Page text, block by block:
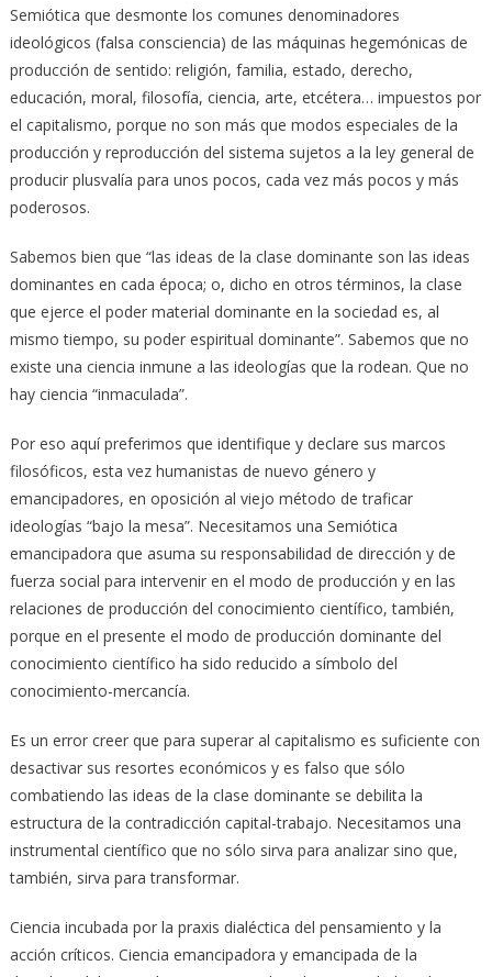
Semiótica que desmonte los comunes denominadores
ideológicos (falsa consciencia) de las máquinas hegemónicas de
producción de sentido: religión, familia, estado, derecho,
educación, moral, filosofía, ciencia, arte, etcétera… impuestos por
el capitalismo, porque no son más que modos especiales de la
producción y reproducción del sistema sujetos a la ley general de
producir plusvalía para unos pocos, cada vez más pocos y más
poderosos.
Sabemos bien que “las ideas de la clase dominante son las ideas
dominantes en cada época; o, dicho en otros términos, la clase
que ejerce el poder material dominante en la sociedad es, al
mismo tiempo, su poder espiritual dominante”. Sabemos que no
existe una ciencia inmune a las ideologías que la rodean. Que no
hay ciencia “inmaculada”.
Por eso aquí preferimos que identifique y declare sus marcos
filosóficos, esta vez humanistas de nuevo género y
emancipadores, en oposición al viejo método de traficar
ideologías “bajo la mesa”. Necesitamos una Semiótica
emancipadora que asuma su responsabilidad de dirección y de
fuerza social para intervenir en el modo de producción y en las
relaciones de producción del conocimiento científico, también,
porque en el presente el modo de producción dominante del
conocimiento científico ha sido reducido a símbolo del
conocimiento-mercancía.
Es un error creer que para superar al capitalismo es suficiente con
desactivar sus resortes económicos y es falso que sólo
combatiendo las ideas de la clase dominante se debilita la
estructura de la contradicción capital-trabajo. Necesitamos una
instrumental científico que no sólo sirva para analizar sino que,
también, sirva para transformar.
Ciencia incubada por la praxis dialéctica del pensamiento y la
acción críticos. Ciencia emancipadora y emancipada de la